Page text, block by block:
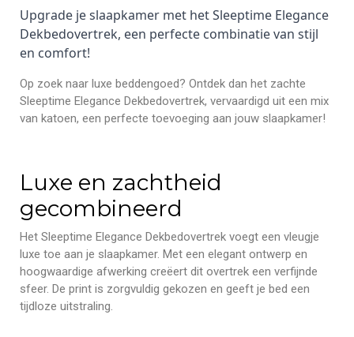
Upgrade je slaapkamer met het Sleeptime Elegance
Dekbedovertrek, een perfecte combinatie van stijl
en comfort!
Op zoek naar luxe beddengoed? Ontdek dan het zachte
Sleeptime Elegance Dekbedovertrek, vervaardigd uit een mix
van katoen, een perfecte toevoeging aan jouw slaapkamer!
Luxe en zachtheid
gecombineerd
Het Sleeptime Elegance Dekbedovertrek voegt een vleugje
luxe toe aan je slaapkamer. Met een elegant ontwerp en
hoogwaardige afwerking creëert dit overtrek een verfijnde
sfeer. De print is zorgvuldig gekozen en geeft je bed een
tijdloze uitstraling.